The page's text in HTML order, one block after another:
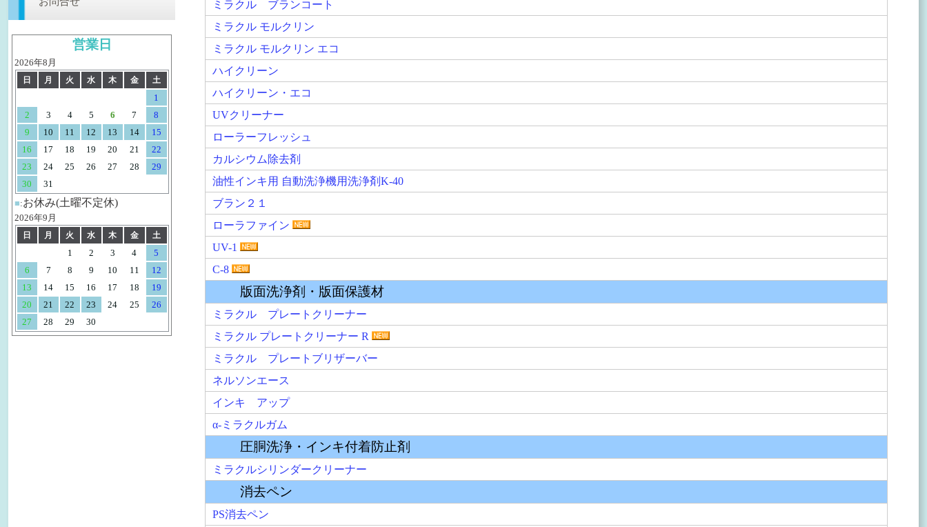
2026年8月
日
1
5 6
9 10 11 12 13 14
15
16
17 18 19
22
30
31
お休み(土曜不定休)
2026年9月
日 月 火 水 土
6
7 8 9 10 11
12
13
14 15 16 17
20 21 22 23 24 25 26
27 28 29
ハイクリーン
ハイクリーン・エコ
UVクリーナー
ローラーフレッシュ
カルシウム除去剤
油性インキ用 自動洗浄機用洗浄剤K-40
ブラン２１
ローラファイン
UV-1
C-8
版面洗浄剤・版面保護材
ミラクル プレートクリーナー
ミラクル プレートクリーナー R
ミラクル プレートブリザーバー
ネルソンエース
インキ アップ
α-ミラクルガム
圧胴洗浄・インキ付着防止剤
ミラクルシリンダークリーナー
消去ペン
PS消去ペン
デジタル消去ペン
浮石棒
印刷以外の洗浄剤
ファクトリークリーンPRO
プレスオールクリーン Ⅱ